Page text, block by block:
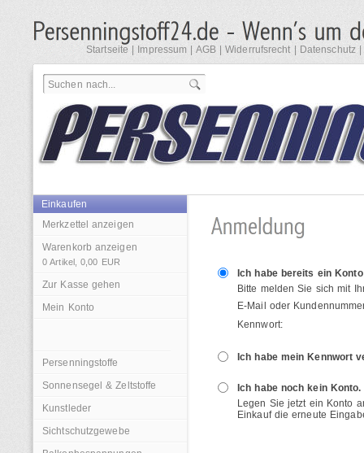
Startseite| Impressum AGB|Widerrufsrecht| Datenschutz
Einkaufen
Merkzettel anzeigen
Warenkorb anzeigen
0 Artikel,0,00 EUR
Zur Kasse gehen
Mein Konto
Persenningstoffe
Sonnensegel & Zeltstoffe
Kunstleder
Sichtschutzgewebe
Ich habe bereits ein Konto
Bitte melden Sie sich mit
E-Mail oder
Kennwort:
Ich habe mein Kennwort
Ich habe noch kein Konto.
Legen Sie jetzt ein Konto
Einkauf die erneute